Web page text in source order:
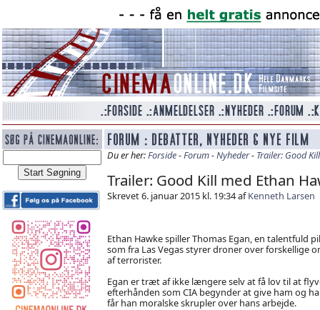
Du er her:Forside-Forum-Nyheder- Trailer: Good
Trailer: Good Kill med Ethan
Skrevet 6. januar 2015 kl. 19:34 afKenneth Larsen
Ethan Hawke spiller Thomas Egan, en talentfuld
som fra Las Vegas styrer droner over forskellige
af terrorister.
Egan er træt af ikke længere selv at få lov til at
efterhånden som CIA begynder at give ham og
får han moralske skrupler over hans arbejde.